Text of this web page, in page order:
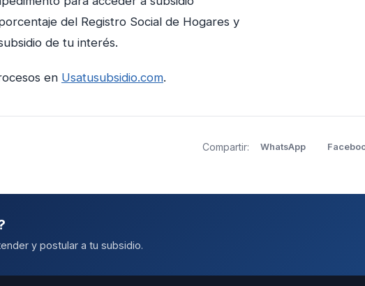
del Registro Social de Hogares y
de tu interés.
en Usatusubsidio.com.
Compartir: WhatsApp
y postular a tu subsidio.